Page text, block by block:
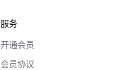
服务
开通会员
会员协议